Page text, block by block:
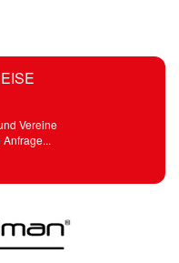
Vereine